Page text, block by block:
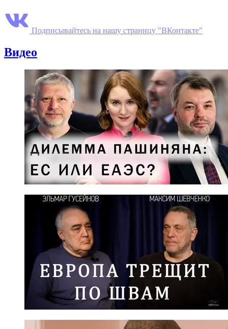
Подписывайтесь на нашу страницу "ВКонтакте"
Видео